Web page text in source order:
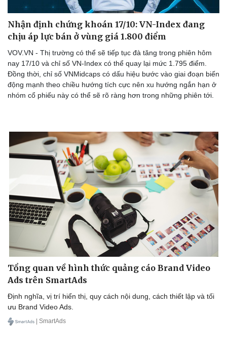
Thông tin doanh nghiệp
Doanh nghiệp 24h
Doanh nhân
Vì cộng đồng
Sành điệu
Tin Công nghệ
Trải nghiệm
Chuyển đổi số
Nhận định chứng khoán 17/10: VN-Index đang
chịu áp lực bán ở vùng giá 1.800 điểm
VOV.VN - Thị trường có thể sẽ tiếp tục đà tăng trong phiên hôm
nay 17/10 và chỉ số VN-Index có thể quay lại mức 1.795 điểm.
Đồng thời, chỉ số VNMidcaps có dấu hiệu bước vào giai đoạn biến
động mạnh theo chiều hướng tích cực nên xu hướng ngắn hạn ở
nhóm cổ phiếu này có thể sẽ rõ ràng hơn trong những phiên tới.
Tổng quan về hình thức quảng cáo Brand Video
Ads trên SmartAds
Định nghĩa, vị trí hiển thị, quy cách nội dung, cách thiết lập và tối
ưu Brand Video Ads.
| SmartAds